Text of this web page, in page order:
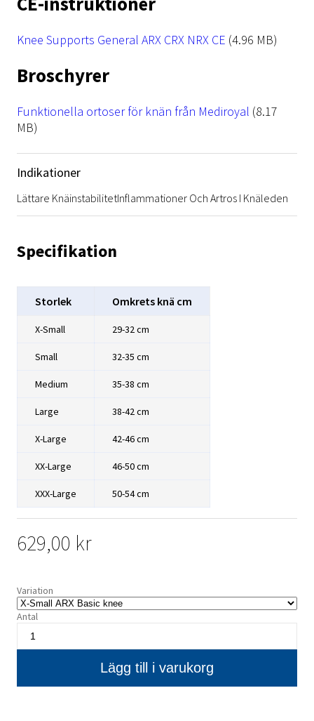
File
Knee Supports General ARX CRX NRX CE (4.96 MB)
Broschyrer
File
Funktionella ortoser för knän från Mediroyal (8.17
MB)
Indikationer
Lättare KnäinstabilitetInflammationer Och Artros I Knäleden
Specifikation
Storlek Omkrets knä cm
X-Small 29-32 cm
Small 32-35 cm
Medium 35-38 cm
Large 38-42 cm
X-Large 42-46 cm
XX-Large 46-50 cm
XXX-Large 50-54 cm
629,00 kr
Variation
Antal